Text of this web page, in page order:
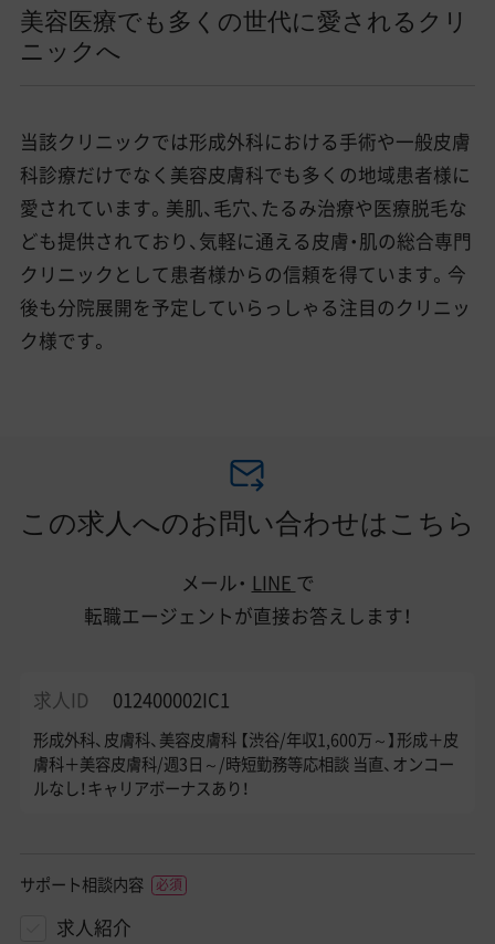
美容医療でも多くの世代に愛されるクリ
ニックへ
当該クリニックでは形成外科における手術や一般皮膚
科診療だけでなく美容皮膚科でも多くの地域患者様に
愛されています。美肌、毛穴、たるみ治療や医療脱毛な
ども提供されており、気軽に通える皮膚・肌の総合専門
クリニックとして患者様からの信頼を得ています。今
後も分院展開を予定していらっしゃる注目のクリニッ
ク様です。
この求人へのお問い合わせはこちら
メール・ LINE で
転職エージェントが直接お答えします！
求人ID 012400002IC1
形成外科、皮膚科、美容皮膚科 【渋谷/年収1,600万～】形成＋皮
膚科＋美容皮膚科/週3日～/時短勤務等応相談 当直、オンコー
ルなし！キャリアボーナスあり！
サポート相談内容
求人紹介